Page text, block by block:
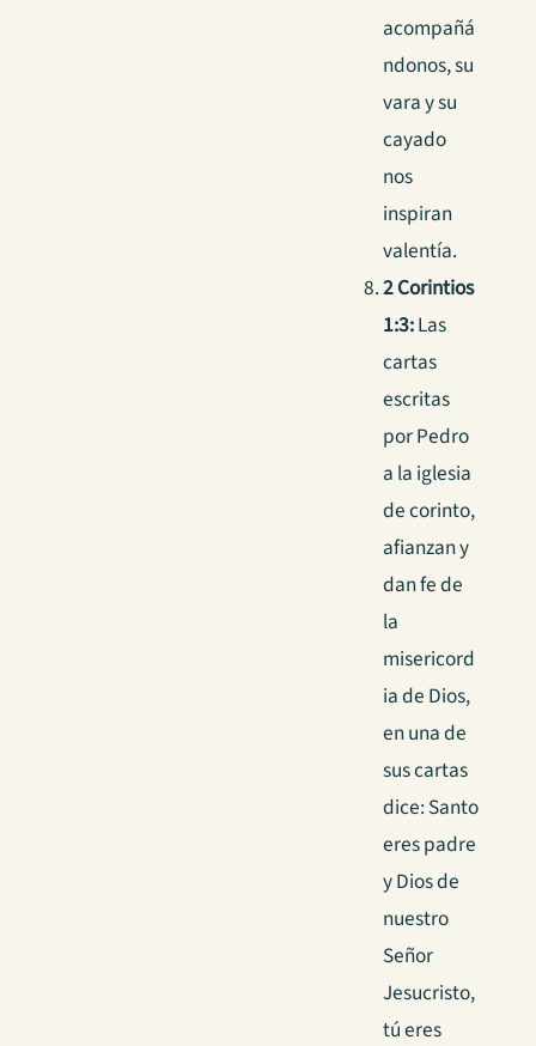
acompañá
ndonos, su
vara y su
cayado
nos
inspiran
valentía.
2 Corintios
1:3:Las
cartas
escritas
por Pedro
a la iglesia
de corinto,
afianzan y
dan fe de
la
misericord
ia de Dios,
en una de
sus cartas
dice: Santo
eres padre
y Dios de
nuestro
Señor
Jesucristo,
tú eres